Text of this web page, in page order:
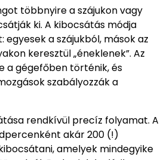
többnyire a szájukon vagy
ki. A kibocsátás módja
a szájukból, mások az
keresztül „éneklenek”. Az
a gégefőben történik, és
szabályozzák a
rendkívül precíz folyamat. A
akár 200 (!)
amelyek mindegyike